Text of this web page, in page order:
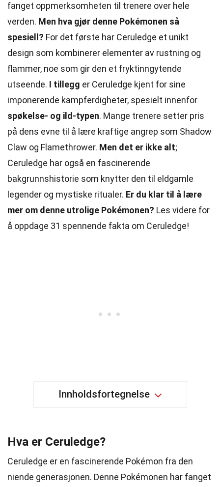
fanget oppmerksomheten til trenere over hele
verden. Men hva gjør denne Pokémonen så
spesiell? For det første har Ceruledge et unikt
design som kombinerer elementer av rustning og
flammer, noe som gir den et fryktinngytende
utseende. I tillegg er Ceruledge kjent for sine
imponerende kampferdigheter, spesielt innenfor
spøkelse- og ild-typen. Mange trenere setter pris
på dens evne til å lære kraftige angrep som Shadow
Claw og Flamethrower. Men det er ikke alt;
Ceruledge har også en fascinerende
bakgrunnshistorie som knytter den til eldgamle
legender og mystiske ritualer. Er du klar til å lære
mer om denne utrolige Pokémonen? Les videre for
å oppdage 31 spennende fakta om Ceruledge!
Innholdsfortegnelse
Hva er Ceruledge?
Ceruledge er en fascinerende Pokémon fra den
niende generasjonen. Denne Pokémonen har fanget